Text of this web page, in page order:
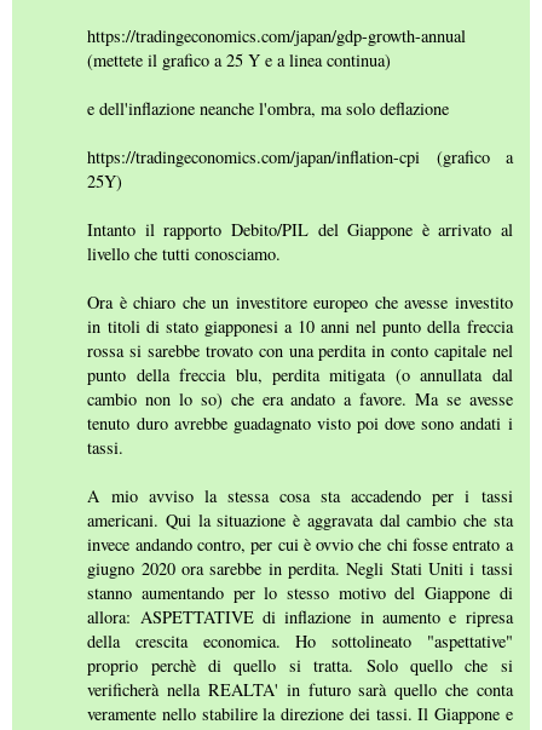
https://tradingeconomics.com/japan/gdp-growth-annual
(mettete il grafico a 25 Y e a linea continua)
e dell'inflazione neanche l'ombra, ma solo deflazione
https://tradingeconomics.com/japan/inflation-cpi (grafico a
25Y)
Intanto il rapporto Debito/PIL del Giappone è arrivato al
livello che tutti conosciamo.
Ora è chiaro che un investitore europeo che avesse investito
in titoli di stato giapponesi a 10 anni nel punto della freccia
rossa si sarebbe trovato con una perdita in conto capitale nel
punto della freccia blu, perdita mitigata (o annullata dal
cambio non lo so) che era andato a favore. Ma se avesse
tenuto duro avrebbe guadagnato visto poi dove sono andati i
tassi.
A mio avviso la stessa cosa sta accadendo per i tassi
americani. Qui la situazione è aggravata dal cambio che sta
invece andando contro, per cui è ovvio che chi fosse entrato a
giugno 2020 ora sarebbe in perdita. Negli Stati Uniti i tassi
stanno aumentando per lo stesso motivo del Giappone di
allora: ASPETTATIVE di inflazione in aumento e ripresa
della crescita economica. Ho sottolineato "aspettative"
proprio perchè di quello si tratta. Solo quello che si
verificherà nella REALTA' in futuro sarà quello che conta
veramente nello stabilire la direzione dei tassi. Il Giappone e